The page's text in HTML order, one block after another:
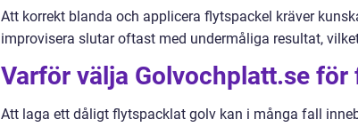
Att korrekt blanda och applicera flytspackel kräver
improvisera slutar oftast med undermåliga resultat,
Varför välja Golvochplatt.se
Att laga ett dåligt flytspacklat golv kan i många fall